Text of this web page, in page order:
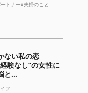
トナー#夫婦のこと
ない私の恋
験なし”の女性に
と...
フ